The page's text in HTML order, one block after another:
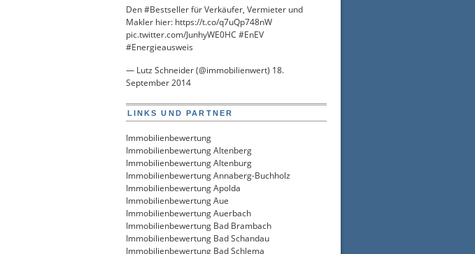
Den#Bestsellerfür Verkäufer, Vermieter und
Makler hier: https://t.co/q7uQp748nW
pic.twitter.com/JunhyWE0HC #EnEV
#Energieausweis
— Lutz Schneider (@immobilienwert) 18.
September 2014
LINKS UND PARTNER
Immobilienbewertung
Immobilienbewertung Altenberg
Immobilienbewertung Altenburg
Immobilienbewertung Annaberg-Buchholz
Immobilienbewertung Apolda
Immobilienbewertung Aue
Immobilienbewertung Auerbach
Immobilienbewertung Bad Brambach
Immobilienbewertung Bad Schandau
Immobilienbewertung Bad Schlema